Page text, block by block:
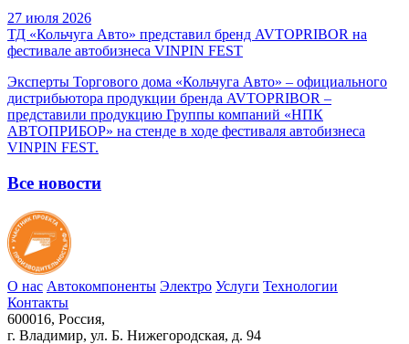
27 июля 2026
ТД «Кольчуга Авто» представил бренд AVTOPRIBOR на
фестивале автобизнеса VINPIN FEST
Эксперты Торгового дома «Кольчуга Авто» – официального
дистрибьютора продукции бренда AVTOPRIBOR –
представили продукцию Группы компаний «НПК
АВТОПРИБОР» на стенде в ходе фестиваля автобизнеса
VINPIN FEST.
Все новости
О нас Автокомпоненты Электро Услуги Технологии
Контакты
600016, Россия,
г. Владимир, ул. Б. Нижегородская, д. 94